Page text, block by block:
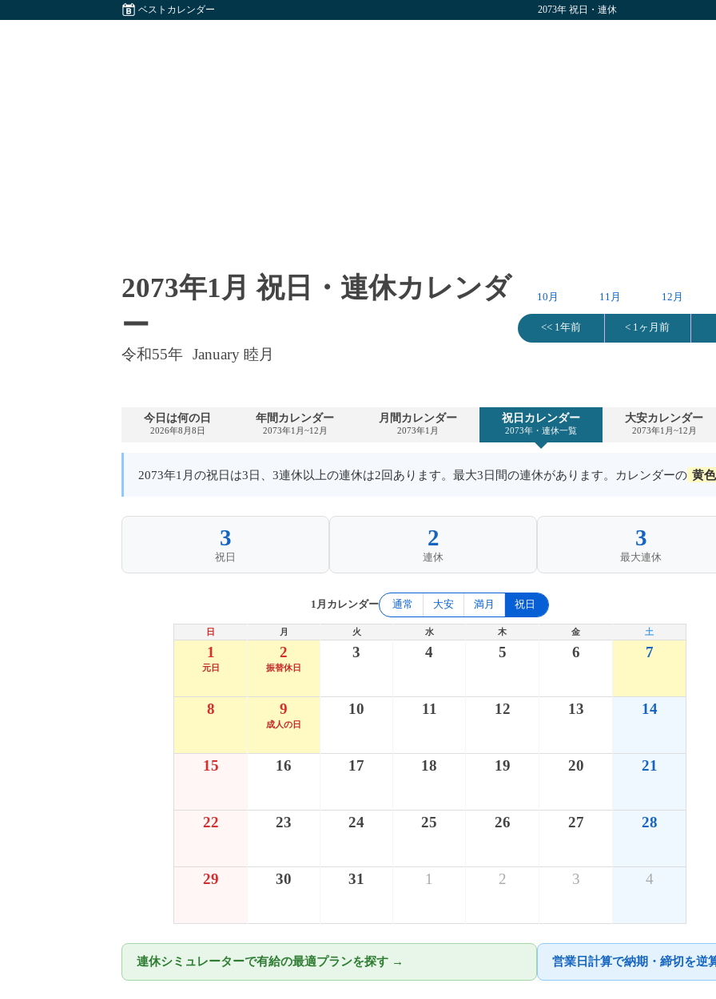
ベストカレンダー 2073年 祝日・連休
2073年1月 祝日・連休カレンダ
ー
令和55年 January 睦月
10月 11月 12月
<< 1年前 < 1ヶ月前
今日は何の日
2026年8月8日
年間カレンダー
2073年1月~12月
月間カレンダー
2073年1月
祝日カレンダー
2073年・連休一覧
大安カレンダー
2073年1月~12月
2073年1月の祝日は3日、3連休以上の連休は2回あります。最大3日間の連休があります。カレンダーの 黄色
3
祝日
2
連休
3
最大連休
1月カレンダー 通常 大安 満月 祝日
日 月 火 水 木 金 土
1
元日
2
振替休日
3 4 5 6 7
8 9
成人の日
10 11 12 13 14
15 16 17 18 19 20 21
22 23 24 25 26 27 28
29 30 31 1 2 3 4
連休シミュレーターで有給の最適プランを探す → 営業日計算で納期・締切を逆